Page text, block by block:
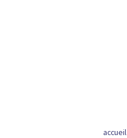
accueil